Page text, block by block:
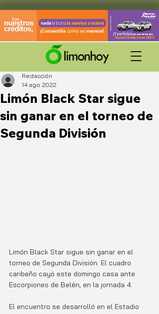
Limón Black Star sigue
sin ganar en el torneo de
Segunda División
Redacción
14 ago 2022
Limón Black Star sigue sin ganar en el
torneo de Segunda División. El cuadro
caribeño cayó este domingo casa ante
Escorpiones de Belén, en la jornada 4.
El encuentro se desarrolló en el Estadio